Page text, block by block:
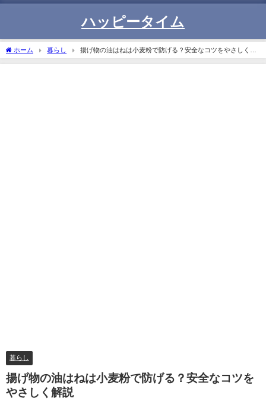
ハッピータイム
ホーム 暮らし
揚げ物の油はねは小麦粉で防げる？安全なコツをやさしく解
説
暮らし
揚げ物の油はねは小麦粉で防げる？安全なコツを
やさしく解説